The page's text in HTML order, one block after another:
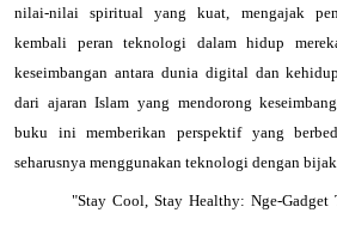
nilai-nilai spiritual yang kuat, mengajak
kembali peran teknologi dalam hidup
keseimbangan antara dunia digital dan
dari ajaran Islam yang mendorong
buku ini memberikan perspektif yang
seharusnya menggunakan teknologi dengan
"Stay Cool, Stay Healthy: Nge-Gadget